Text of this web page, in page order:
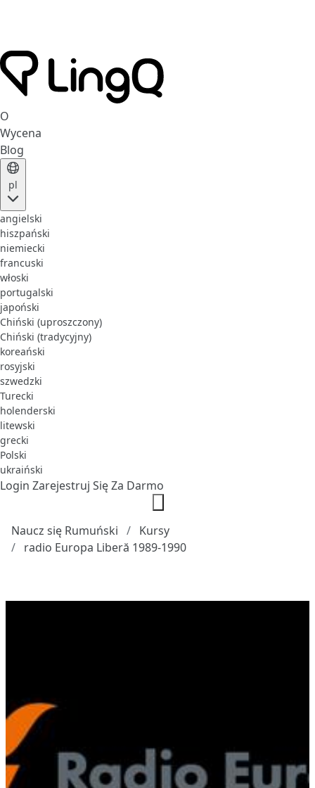
O
Wycena
Blog
pl
angielski
hiszpański
niemiecki
francuski
włoski
portugalski
japoński
Chiński (uproszczony)
Chiński (tradycyjny)
koreański
rosyjski
szwedzki
Turecki
holenderski
litewski
grecki
Polski
ukraiński
Login Zarejestruj Się Za Darmo
Naucz się Rumuński
Kursy
radio Europa Liberă 1989-1990